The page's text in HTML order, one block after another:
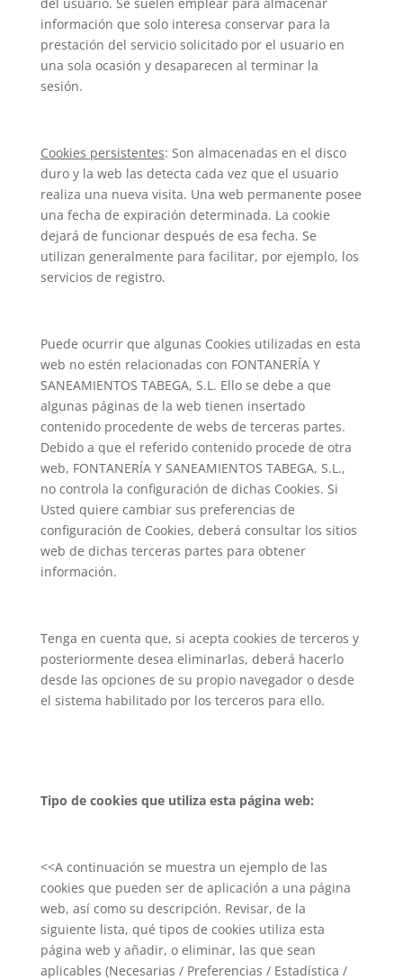
información que solo interesa conservar para la
prestación del servicio solicitado por el usuario en
una sola ocasión y desaparecen al terminar la
sesión.
Cookies persistentes: Son almacenadas en el disco
duro y la web las detecta cada vez que el usuario
realiza una nueva visita. Una web permanente posee
una fecha de expiración determinada. La cookie
dejará de funcionar después de esa fecha. Se
utilizan generalmente para facilitar, por ejemplo, los
servicios de registro.
Puede ocurrir que algunas Cookies utilizadas en esta
web no estén relacionadas con FONTANERÍA Y
SANEAMIENTOS TABEGA, S.L. Ello se debe a que
algunas páginas de la web tienen insertado
contenido procedente de webs de terceras partes.
Debido a que el referido contenido procede de otra
web, FONTANERÍA Y SANEAMIENTOS TABEGA, S.L.,
no controla la configuración de dichas Cookies. Si
Usted quiere cambiar sus preferencias de
configuración de Cookies, deberá consultar los sitios
web de dichas terceras partes para obtener
información.
Tenga en cuenta que, si acepta cookies de terceros y
posteriormente desea eliminarlas, deberá hacerlo
desde las opciones de su propio navegador o desde
el sistema habilitado por los terceros para ello.
Tipo de cookies que utiliza esta página web:
<<A continuación se muestra un ejemplo de las
cookies que pueden ser de aplicación a una página
web, así como su descripción. Revisar, de la
siguiente lista, qué tipos de cookies utiliza esta
página web y añadir, o eliminar, las que sean
aplicables (Necesarias / Preferencias / Estadística /